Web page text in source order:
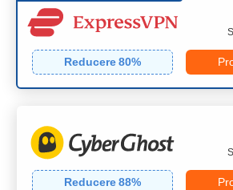
Reducere80%
Reducere88%